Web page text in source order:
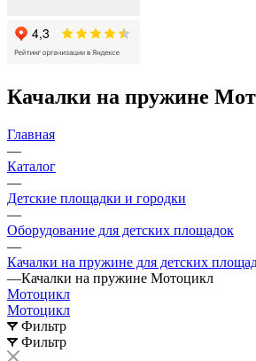
Качалки на пружине
Главная
—
Каталог
—
Детские площадки и городки
—
Оборудование для детских площадок
—
Качалки на пружине для детских
—Качалки на пружине Мотоцикл
Мотоцикл
Мотоцикл
Фильтр
Фильтр